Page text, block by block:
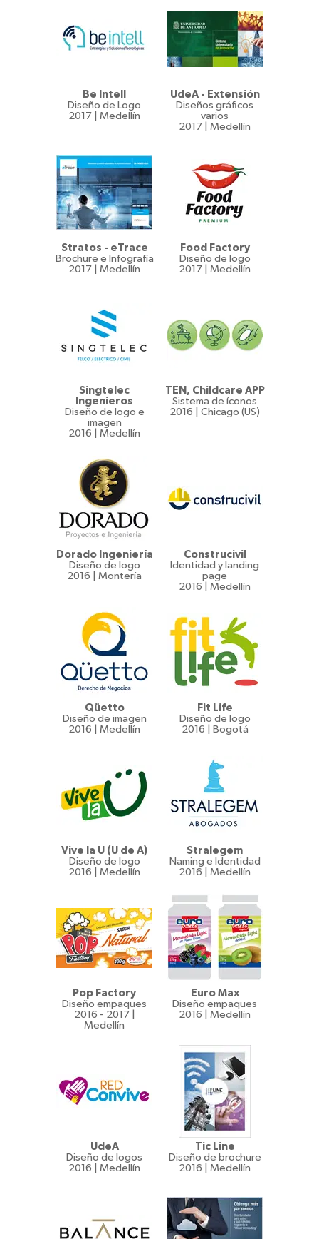
Be Intell
Diseño de Logo
2017 | Medellín
UdeA - Extensión
Diseños gráficos
varios
2017 | Medellín
Stratos - eTrace
Brochure e Infografía
2017 | Medellín
Food Factory
Diseño de logo
2017 | Medellín
Singtelec
Ingenieros
Diseño de logo e
imagen
2016 | Medellín
TEN, Childcare APP
Sistema de íconos
2016 | Chicago (US)
Dorado Ingeniería
Diseño de logo
2016 | Montería
Construcivil
Identidad y landing
page
2016 | Medellín
Qüetto
Diseño de imagen
2016 | Medellín
Fit Life
Diseño de logo
2016 | Bogotá
Vive la U (U de A)
Diseño de logo
2016 | Medellín
Stralegem
Naming e Identidad
2016 | Medellín
Pop Factory
Diseño empaques
2016 - 2017 |
Medellín
Euro Max
Diseño empaques
2016 | Medellín
UdeA
Diseño de logos
2016 | Medellín
Tic Line
Diseño de brochure
2016 | Medellín